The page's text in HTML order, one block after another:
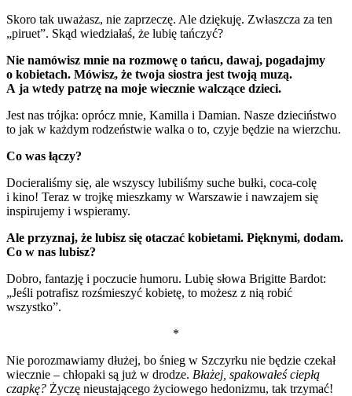
Skoro tak uważasz, nie zaprzeczę. Ale dziękuję. Zwłaszcza za ten
„piruet”. Skąd wiedziałaś, że lubię tańczyć?
Nie namówisz mnie na rozmowę o tańcu, dawaj, pogadajmy
o kobietach. Mówisz, że twoja siostra jest twoją muzą.
A ja wtedy patrzę na moje wiecznie walczące dzieci.
Jest nas trójka: oprócz mnie, Kamilla i Damian. Nasze dzieciństwo
to jak w każdym rodzeństwie walka o to, czyje będzie na wierzchu.
Co was łączy?
Docieraliśmy się, ale wszyscy lubiliśmy suche bułki, coca-colę
i kino! Teraz w trojkę mieszkamy w Warszawie i nawzajem się
inspirujemy i wspieramy.
Ale przyznaj, że lubisz się otaczać kobietami. Pięknymi, dodam.
Co w nas lubisz?
Dobro, fantazję i poczucie humoru. Lubię słowa Brigitte Bardot:
„Jeśli potrafisz rozśmieszyć kobietę, to możesz z nią robić
wszystko”.
*
Nie porozmawiamy dłużej, bo śnieg w Szczyrku nie będzie czekał
wiecznie – chłopaki są już w drodze. Błażej, spakowałeś ciepłą
czapkę? Życzę nieustającego życiowego hedonizmu, tak trzymać!